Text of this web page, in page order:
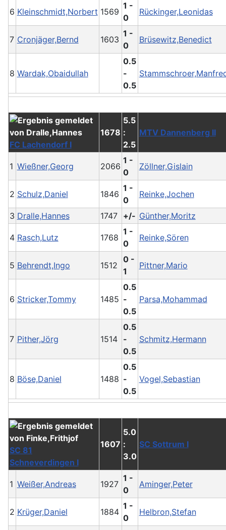
6 Kleinschmidt,Norbert 1569
1 -
0
Rückinger,Leonidas
7 Cronjäger,Bernd 1603
1 -
0
Brüsewitz,Benedict
8 Wardak,Obaidullah
0.5
-
0.5
FC Lachendorf I
1678
5.5
:
2.5
MTV Dannenberg II
1 Wießner,Georg 2066
1 -
0
Zöllner,Gislain
2 Schulz,Daniel 1846
1 -
0
Reinke,Jochen
3 Dralle,Hannes 1747 +/- Günther,Moritz
4 Rasch,Lutz 1768
1 -
0
Reinke,Sören
5 Behrendt,Ingo 1512
0 -
1
Pittner,Mario
6 Stricker,Tommy 1485
0.5
-
0.5
Parsa,Mohammad
7 Pither,Jörg 1514
0.5
-
0.5
Schmitz,Hermann
8 Böse,Daniel 1488
0.5
-
0.5
Vogel,Sebastian
SC 81
Schneverdingen I
1607
5.0
:
3.0
SC Sottrum I
1 Weißer,Andreas 1927
1 -
0
Aminger,Peter
2 Krüger,Daniel 1884
1 -
0
Helbron,Stefan